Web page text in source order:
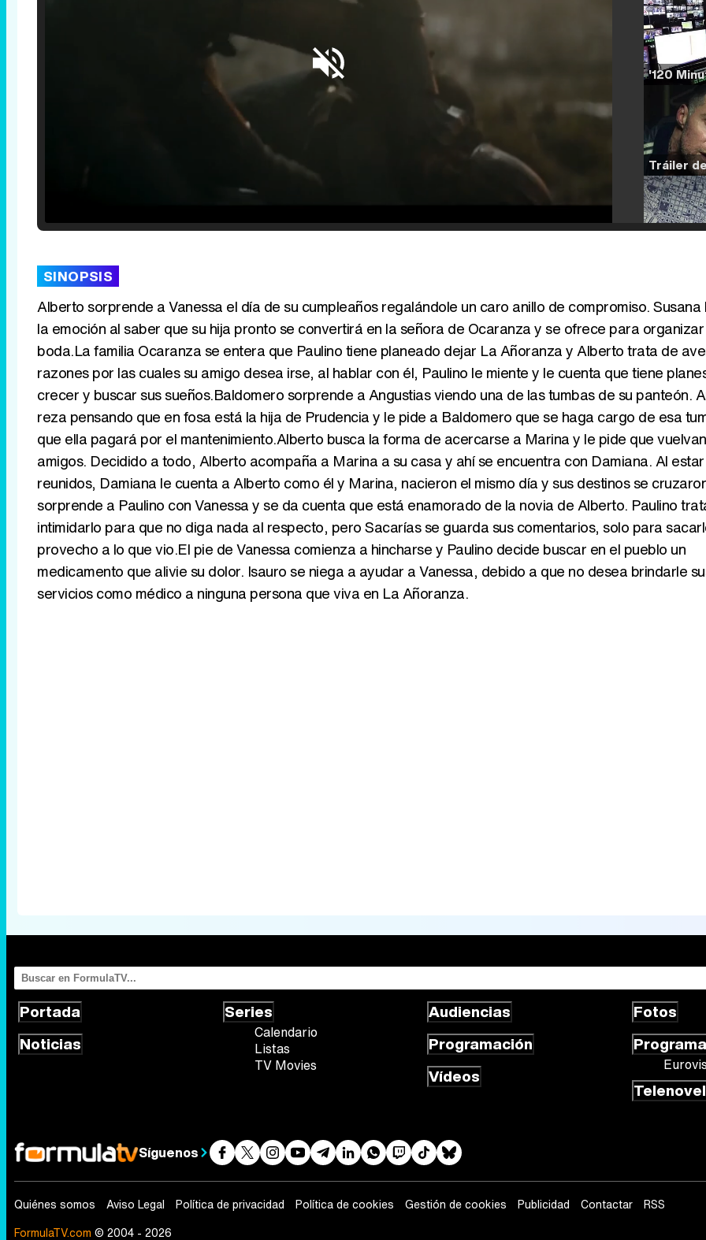
SINOPSIS
Alberto sorprende a Vanessa el día de su cumpleaños regalándole un caro anillo de compromiso.
la emoción al saber que su hija pronto se convertirá en la señora de Ocaranza y se ofrece para
boda.La familia Ocaranza se entera que Paulino tiene planeado dejar La Añoranza y Alberto trata de
razones por las cuales su amigo desea irse, al hablar con él, Paulino le miente y le cuenta que tiene
crecer y buscar sus sueños.Baldomero sorprende a Angustias viendo una de las tumbas de su panteón.
reza pensando que en fosa está la hija de Prudencia y le pide a Baldomero que se haga cargo de esa
que ella pagará por el mantenimiento.Alberto busca la forma de acercarse a Marina y le pide que
amigos. Decidido a todo, Alberto acompaña a Marina a su casa y ahí se encuentra con Damiana. Al
reunidos, Damiana le cuenta a Alberto como él y Marina, nacieron el mismo día y sus destinos se
sorprende a Paulino con Vanessa y se da cuenta que está enamorado de la novia de Alberto. Paulino
intimidarlo para que no diga nada al respecto, pero Sacarías se guarda sus comentarios, solo para
provecho a lo que vio.El pie de Vanessa comienza a hincharse y Paulino decide buscar en el pueblo un
medicamento que alivie su dolor. Isauro se niega a ayudar a Vanessa, debido a que no desea brindarle
servicios como médico a ninguna persona que viva en La Añoranza.
Portada
Noticias
Series
Calendario
Listas
TV Movies
Audiencias
Programación
Vídeos
Fotos
Síguenos
Quiénes somos Aviso Legal Política de privacidad Política de cookies Gestión de cookies Publicidad Contactar
RSS
FormulaTV.com © 2004 - 2026